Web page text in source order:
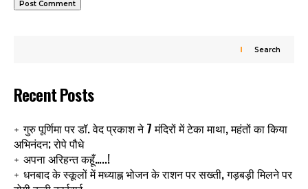
Search
Recent Posts
गुरु पूर्णिमा पर डॉ. वेद प्रकाश ने 7 मंदिरों में टेका माथा, महंतों का किया
अभिनंदन; रोपे पौधे
अपना अरिहन्त कहूँ…..!
धनबाद के स्कूलों में मध्याह्न भोजन के राशन पर सख्ती, गड़बड़ी मिलने पर